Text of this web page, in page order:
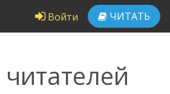
Войти ЧИТАТЬ